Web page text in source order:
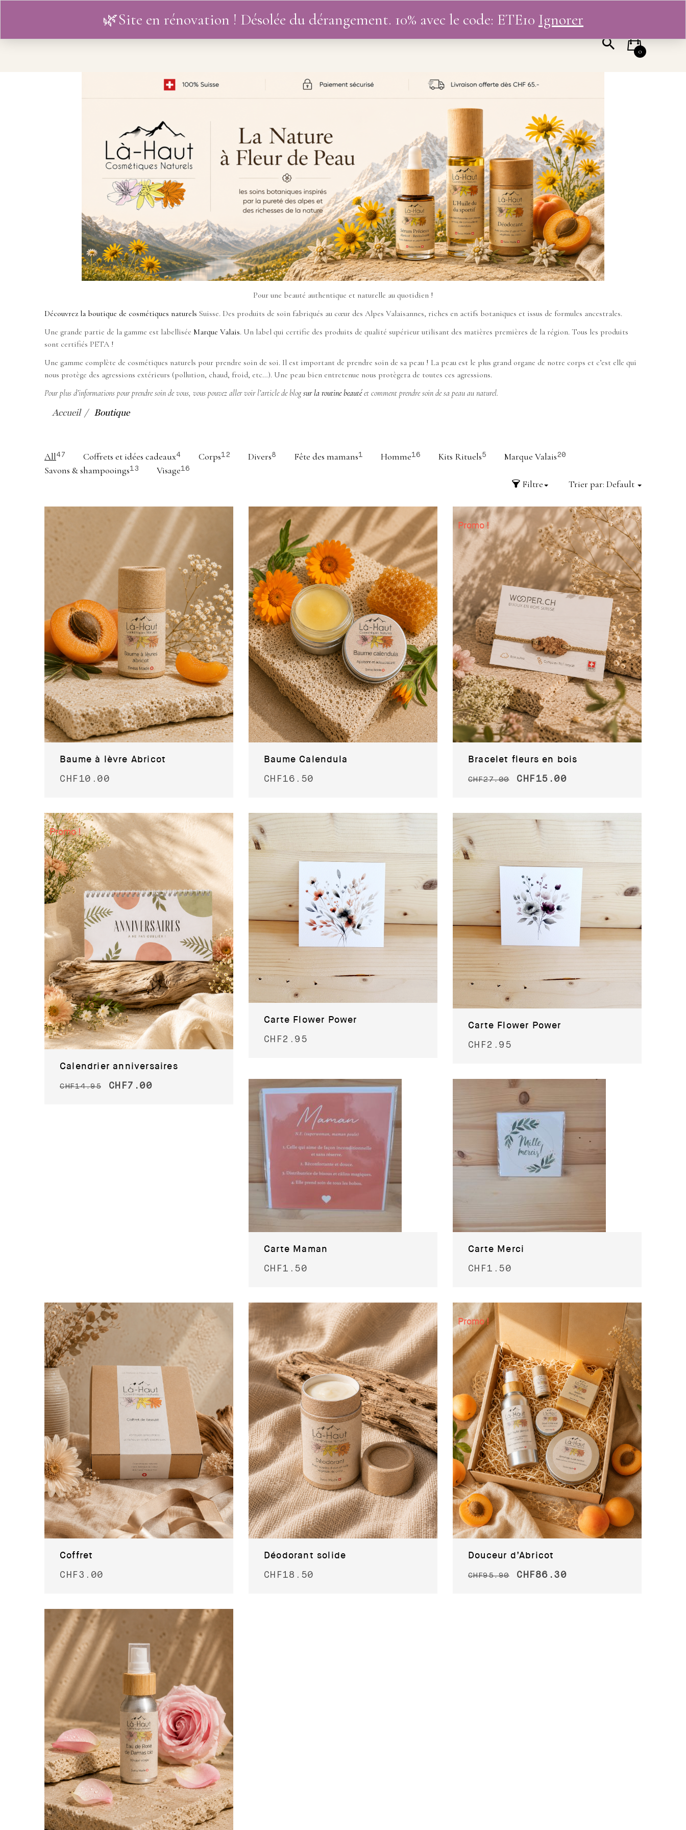
0
Pour une beauté authentique et naturelle au quotidien !
Découvrez la boutique de cosmétiques naturels Suisse. Des produits de soin fabriqués au cœur des Alpes Valaisannes, riches en actifs botaniques et issus de formules ancestrales.
Une grande partie de la gamme est labellisée Marque Valais. Un label qui certifie des produits de qualité supérieur utilisant des matières premières de la région. Tous les produits
sont certifiés PETA !
Une gamme complète de cosmétiques naturels pour prendre soin de soi. Il est important de prendre soin de sa peau ! La peau est le plus grand organe de notre corps et c’est elle qui
nous protège des agressions extérieurs (pollution, chaud, froid, etc…). Une peau bien entretenue nous protègera de toutes ces agressions.
Pour plus d’informations pour prendre soin de vous, vous pouvez aller voir l’article de blogsur la routine beautéet comment prendre soin de sa peau au naturel.
Accueil Boutique
All47 Coffrets et idées cadeaux4 Corps12 Divers8 Fête des mamans1 Homme16 Kits Rituels5 Marque Valais20
Savons & shampooings13 Visage16
Filtre Trier par: Default
Baume à lèvre Abricot
CHF 10.00
Baume Calendula
CHF 16.50
Promo !
Bracelet fleurs en bois
CHF27.00 CHF 15.00
Promo !
Calendrier anniversaires
CHF14.95 CHF7.00
Carte Flower Power
CHF 2.95
Carte Flower Power
CHF 2.95
Carte Maman
CHF 1.50
Carte Merci
CHF 1.50
Coffret
CHF 3.00
Déodorant solide
CHF 18.50
Promo !
Douceur d’Abricot
CHF95.90 CHF86.30
🌿Site en rénovation ! Désolée du dérangement. 10% avec le code: ETE10 Ignorer